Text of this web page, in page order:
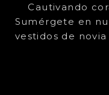
Cautivando
Sumérgete en
vestidos de